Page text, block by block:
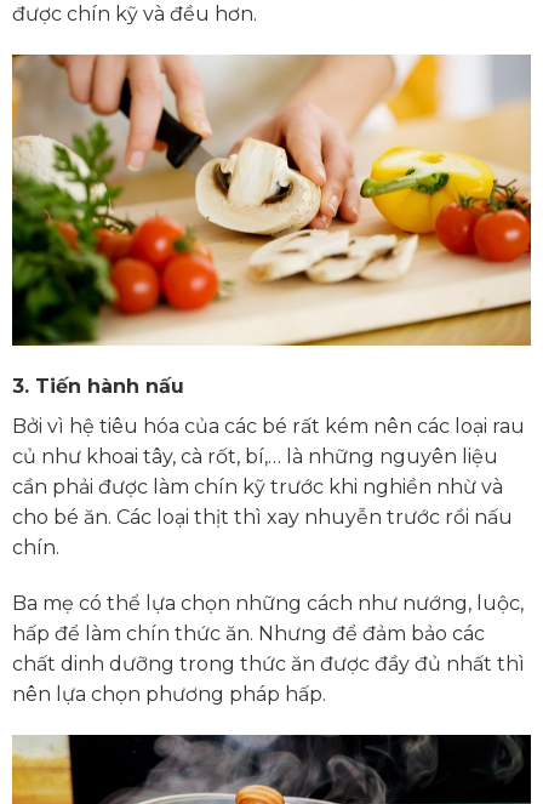
được chín kỹ và đều hơn.
3. Tiến hành nấu
Bởi vì hệ tiêu hóa của các bé rất kém nên các loại rau
củ như khoai tây, cà rốt, bí,… là những nguyên liệu
cần phải được làm chín kỹ trước khi nghiền nhừ và
cho bé ăn. Các loại thịt thì xay nhuyễn trước rồi nấu
chín.
Ba mẹ có thể lựa chọn những cách như nướng, luộc,
hấp để làm chín thức ăn. Nhưng để đảm bảo các
chất dinh dưỡng trong thức ăn được đầy đủ nhất thì
nên lựa chọn phương pháp hấp.